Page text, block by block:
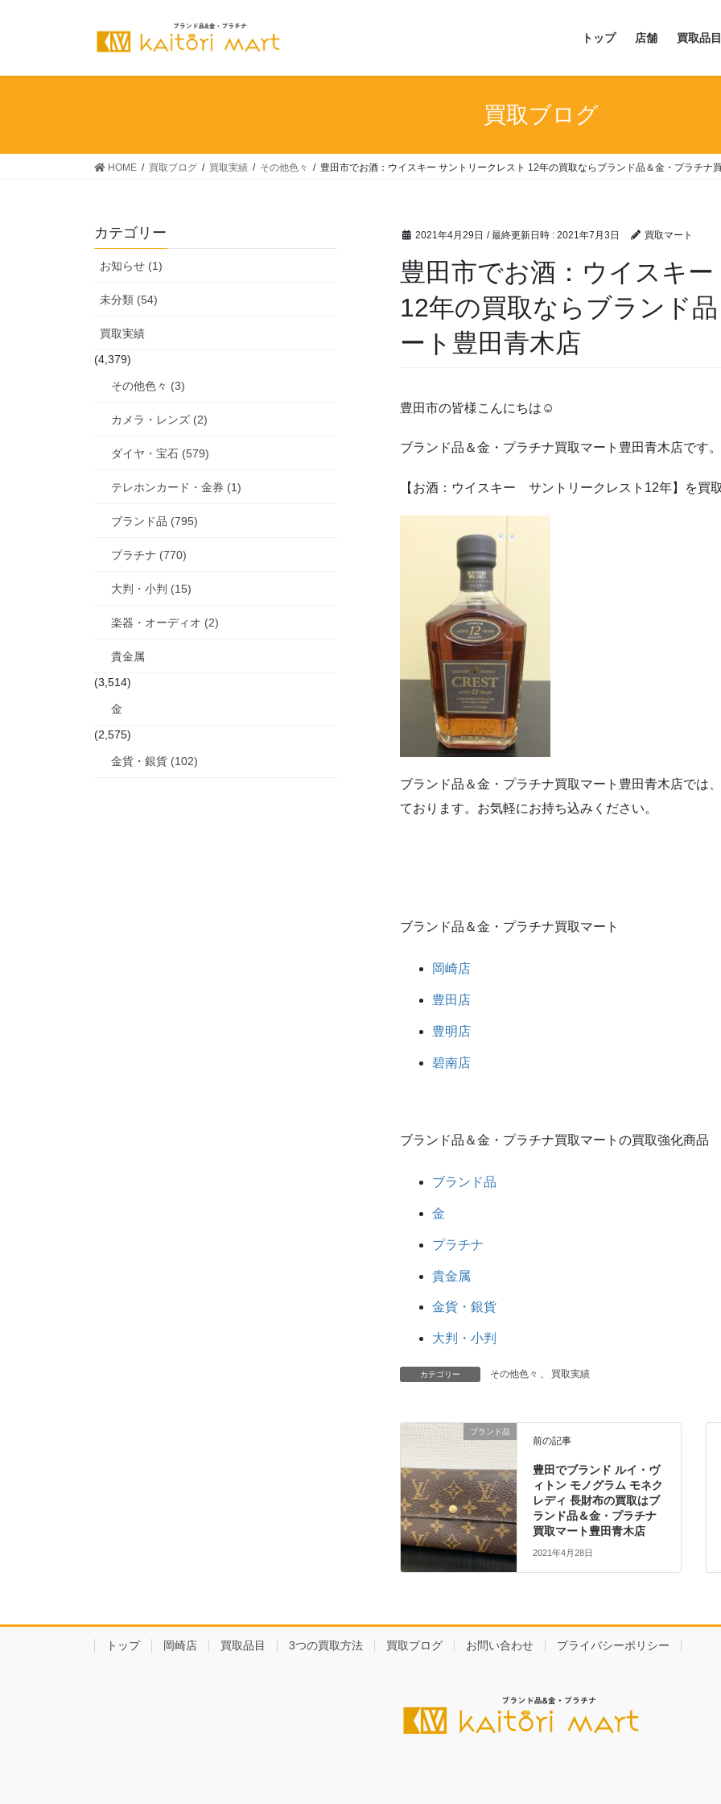
トップ 店舗 買取品目
買取ブログ
HOME 買取ブログ 買取実績 その他色々 豊田市でお酒：ウイスキー サントリークレスト 12年の買取ならブランド品＆金・プラチナ
2021年4月29日 / 最終更新日時 : 2021年7月3日 買取マート
豊田市でお酒：ウイスキ
12年の買取ならブランド
ート豊田青木店
豊田市の皆様こんにちは☺
ブランド品＆金・プラチナ買取マート豊田青木店です。
【お酒：ウイスキー サントリークレスト12年】を買
ブランド品＆金・プラチナ買取マート豊田青木店では
ております。お気軽にお持ち込みください。
ブランド品＆金・プラチナ買取マート
岡崎店
豊田店
豊明店
碧南店
ブランド品＆金・プラチナ買取マートの買取強化商品
ブランド品
金
プラチナ
貴金属
金貨・銀貨
大判・小判
カテゴリー その他色々 、 買取実績
ブランド品
前の記事
豊田でブランド ルイ・ヴ
ィトン モノグラム モネク
レディ 長財布の買取はブ
ランド品＆金・プラチナ
買取マート豊田青木店
2021年4月28日
カテゴリー
お知らせ (1)
未分類 (54)
買取実績
(4,379)
その他色々 (3)
カメラ・レンズ (2)
ダイヤ・宝石 (579)
テレホンカード・金券 (1)
ブランド品 (795)
プラチナ (770)
大判・小判 (15)
楽器・オーディオ (2)
貴金属
(3,514)
金
(2,575)
金貨・銀貨 (102)
トップ 岡崎店 買取品目 3つの買取方法 買取ブログ お問い合わせ プライバシーポリシー